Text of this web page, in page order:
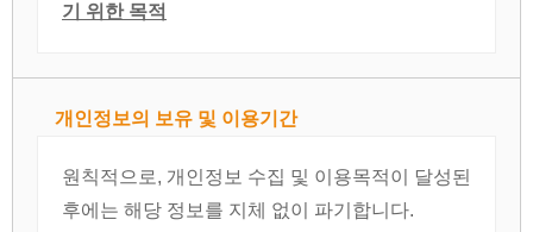
기 위한 목적
개인정보의 보유 및 이용기간
원칙적으로, 개인정보 수집 및 이용목적이 달성된
후에는 해당 정보를 지체 없이 파기합니다.